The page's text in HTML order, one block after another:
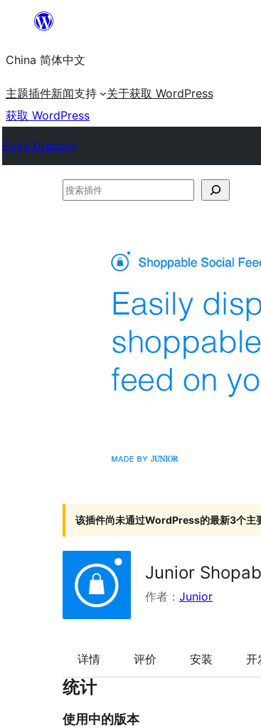
内
容
China 简体中文
主题插件新闻支持 关于获取 WordPress
获取 WordPress
Plugin Directory
搜
该插件尚未通过WordPress的最新3个主
Junior
作者： Junior
详情 评价 安装 开
统计
使用中的版本